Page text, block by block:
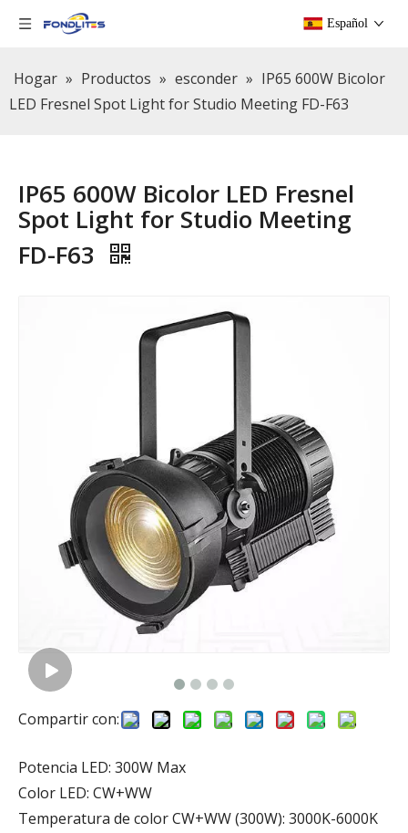
Español
Hogar » Productos » esconder » IP65 600W Bicolor
LED Fresnel Spot Light for Studio Meeting FD-F63
IP65 600W Bicolor LED Fresnel
Spot Light for Studio Meeting
FD-F63
Compartir con:
Potencia LED: 300W Max
Color LED: CW+WW
Temperatura de color CW+WW (300W): 3000K-6000K